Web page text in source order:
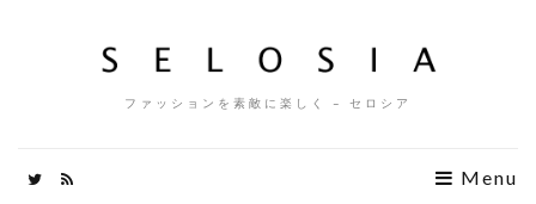
ファッションを素敵に楽しく – セロシア
Menu